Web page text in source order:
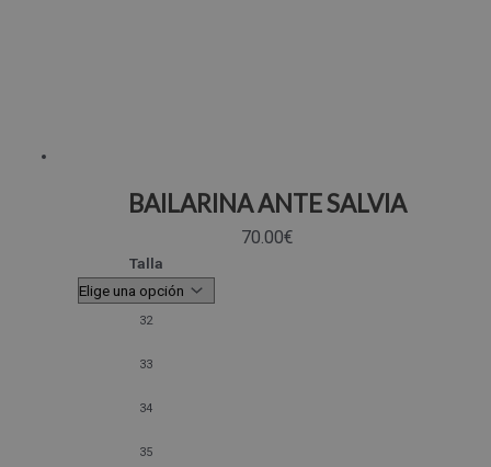
BAILARINA ANTE SALVIA
70.00€
Talla
32
33
34
35